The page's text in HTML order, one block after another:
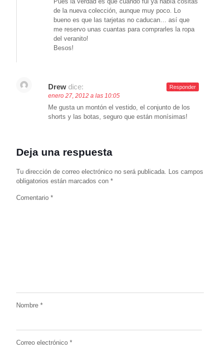
de la nueva colección, aunque muy poco. Lo
bueno es que las tarjetas no caducan… así que
me reservo unas cuantas para comprarles la ropa
del veranito!
Besos!
Drew dice:
enero 27, 2012 a las 10:05
Me gusta un montón el vestido, el conjunto de los
shorts y las botas, seguro que están monísimas!
Responder
Deja una respuesta
Tu dirección de correo electrónico no será publicada. Los campos
obligatorios están marcados con *
Comentario *
Nombre *
Correo electrónico *